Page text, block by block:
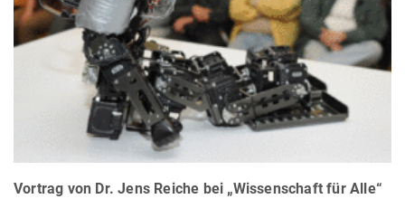
Vortrag von Dr. Jens Reiche bei „Wissenschaft für Alle“